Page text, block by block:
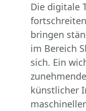
Die digitale
bringen
im Bereich
sich. Ein
künstlicher